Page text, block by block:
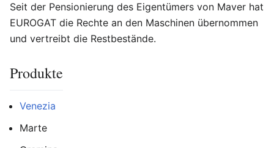
Seit der Pensionierung des Eigentümers von Maver hat
EUROGAT die Rechte an den Maschinen übernommen
und vertreibt die Restbestände.
Produkte
Venezia
Marte